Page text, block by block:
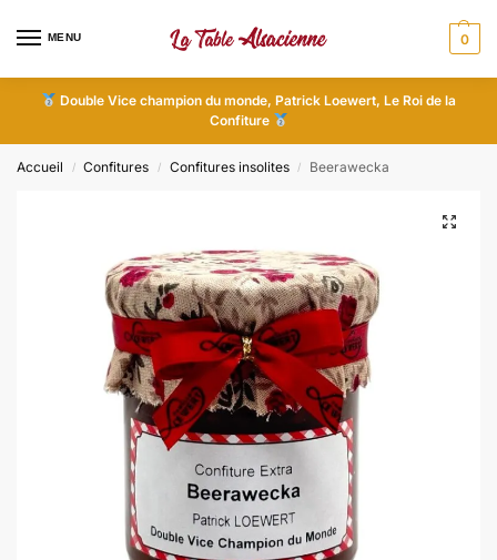
MENU 0
Double Vice champion du monde, Patrick Loewert, Le Roi de la
Confiture
Accueil / Confitures / Confitures insolites / Beerawecka